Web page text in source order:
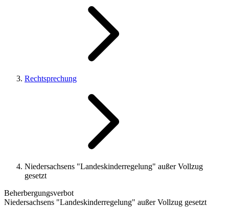
Rechtsprechung
Niedersachsens "Landeskinderregelung" außer Vollzug
gesetzt
Beherbergungsverbot
Niedersachsens "Landeskinderregelung" außer Vollzug gesetzt